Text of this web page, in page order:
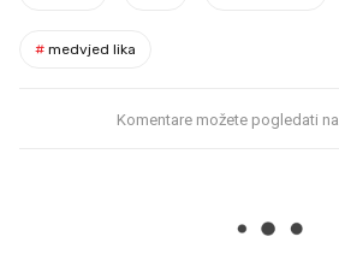
# medvjed lika
Komentare možete pogledati na